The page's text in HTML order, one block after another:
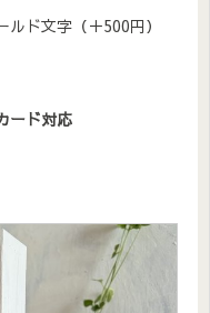
ド文字（＋500円）
ード対応